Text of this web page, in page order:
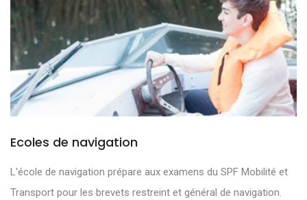
Ecoles de navigation
L'école de navigation prépare aux examens du SPF Mobilité et
Transport pour les brevets restreint et général de navigation.